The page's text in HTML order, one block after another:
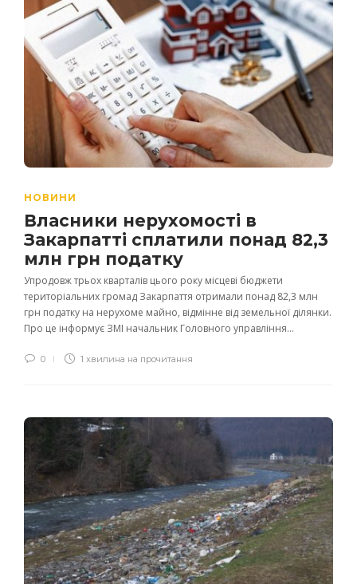
НОВИНИ
Власники нерухомості в
Закарпатті сплатили понад 82,3
млн грн податку
Упродовж трьох кварталів цього року місцеві бюджети
територіальних громад Закарпаття отримали понад 82,3 млн
грн податку на нерухоме майно, відмінне від земельної ділянки.
Про це інформує ЗМІ начальник Головного управління...
0 1 хвилина на прочитання